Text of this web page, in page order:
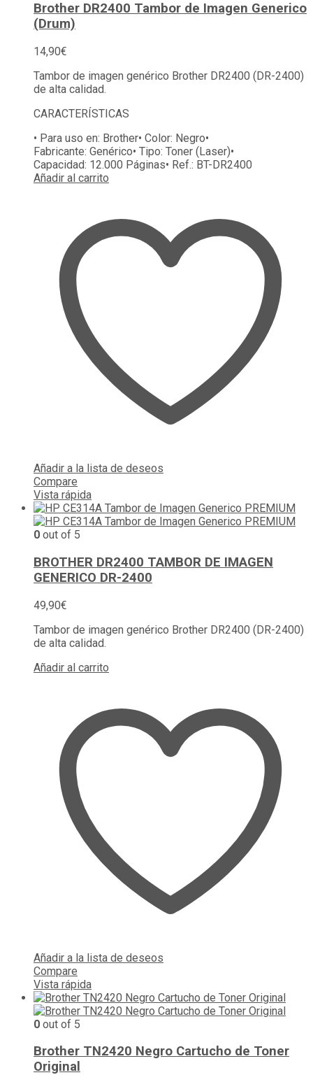
Brother DR2400 Tambor de Imagen Generico
(Drum)
14,90€
Tambor de imagen genérico Brother DR2400 (DR-2400)
de alta calidad.
CARACTERÍSTICAS
• Para uso en: Brother• Color: Negro•
Fabricante: Genérico• Tipo: Toner (Laser)•
Capacidad: 12.000 Páginas• Ref.: BT-DR2400
Añadir al carrito
Añadir a la lista de deseos
Compare
Vista rápida
0 out of 5
BROTHER DR2400 TAMBOR DE IMAGEN
GENERICO DR-2400
49,90€
Tambor de imagen genérico Brother DR2400 (DR-2400)
de alta calidad.
Añadir al carrito
Añadir a la lista de deseos
Compare
Vista rápida
0 out of 5
Brother TN2420 Negro Cartucho de Toner
Original